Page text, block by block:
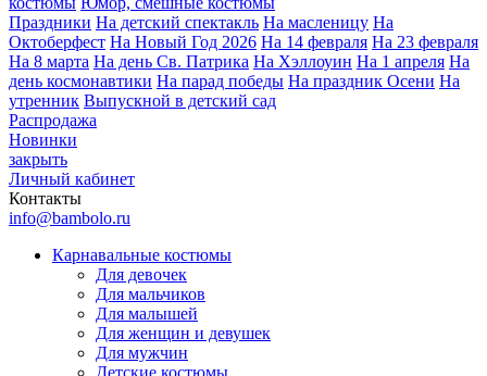
Праздники На детский спектакль На масленицу На
Октоберфест На Новый Год 2026 На 14 февраля На 23 февраля
На 8 марта На день Св. Патрика На Хэллоуин На 1 апреля На
день космонавтики На парад победы На праздник Осени На
утренник Выпускной в детский сад
Распродажа
Новинки
закрыть
Личный кабинет
Контакты
info@bambolo.ru
Карнавальные костюмы
Для девочек
Для мальчиков
Для малышей
Для женщин и девушек
Для мужчин
Детские костюмы